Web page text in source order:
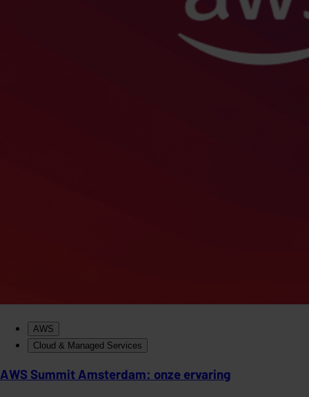
AWS
Cloud & Managed Services
AWS Summit Amsterdam: onze ervaring